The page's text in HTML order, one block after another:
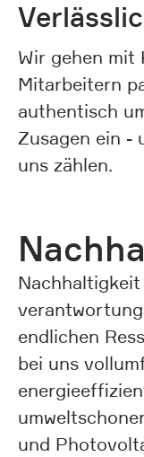
Wir gehen mit
Mitarbeitern
authentisch
Zusagen ein -
uns zählen.
endlichen
bei uns
und